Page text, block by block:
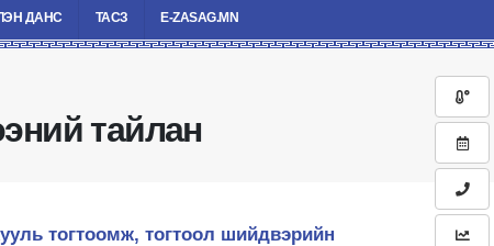
ДАНС ТАСЗ E-ZASAG.MN
тайлан
тогтоомж, тогтоол шийдвэрийн